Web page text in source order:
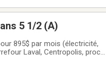
5 1/2 (A)
895$ par mois (électricité,
Laval, Centropolis, proche